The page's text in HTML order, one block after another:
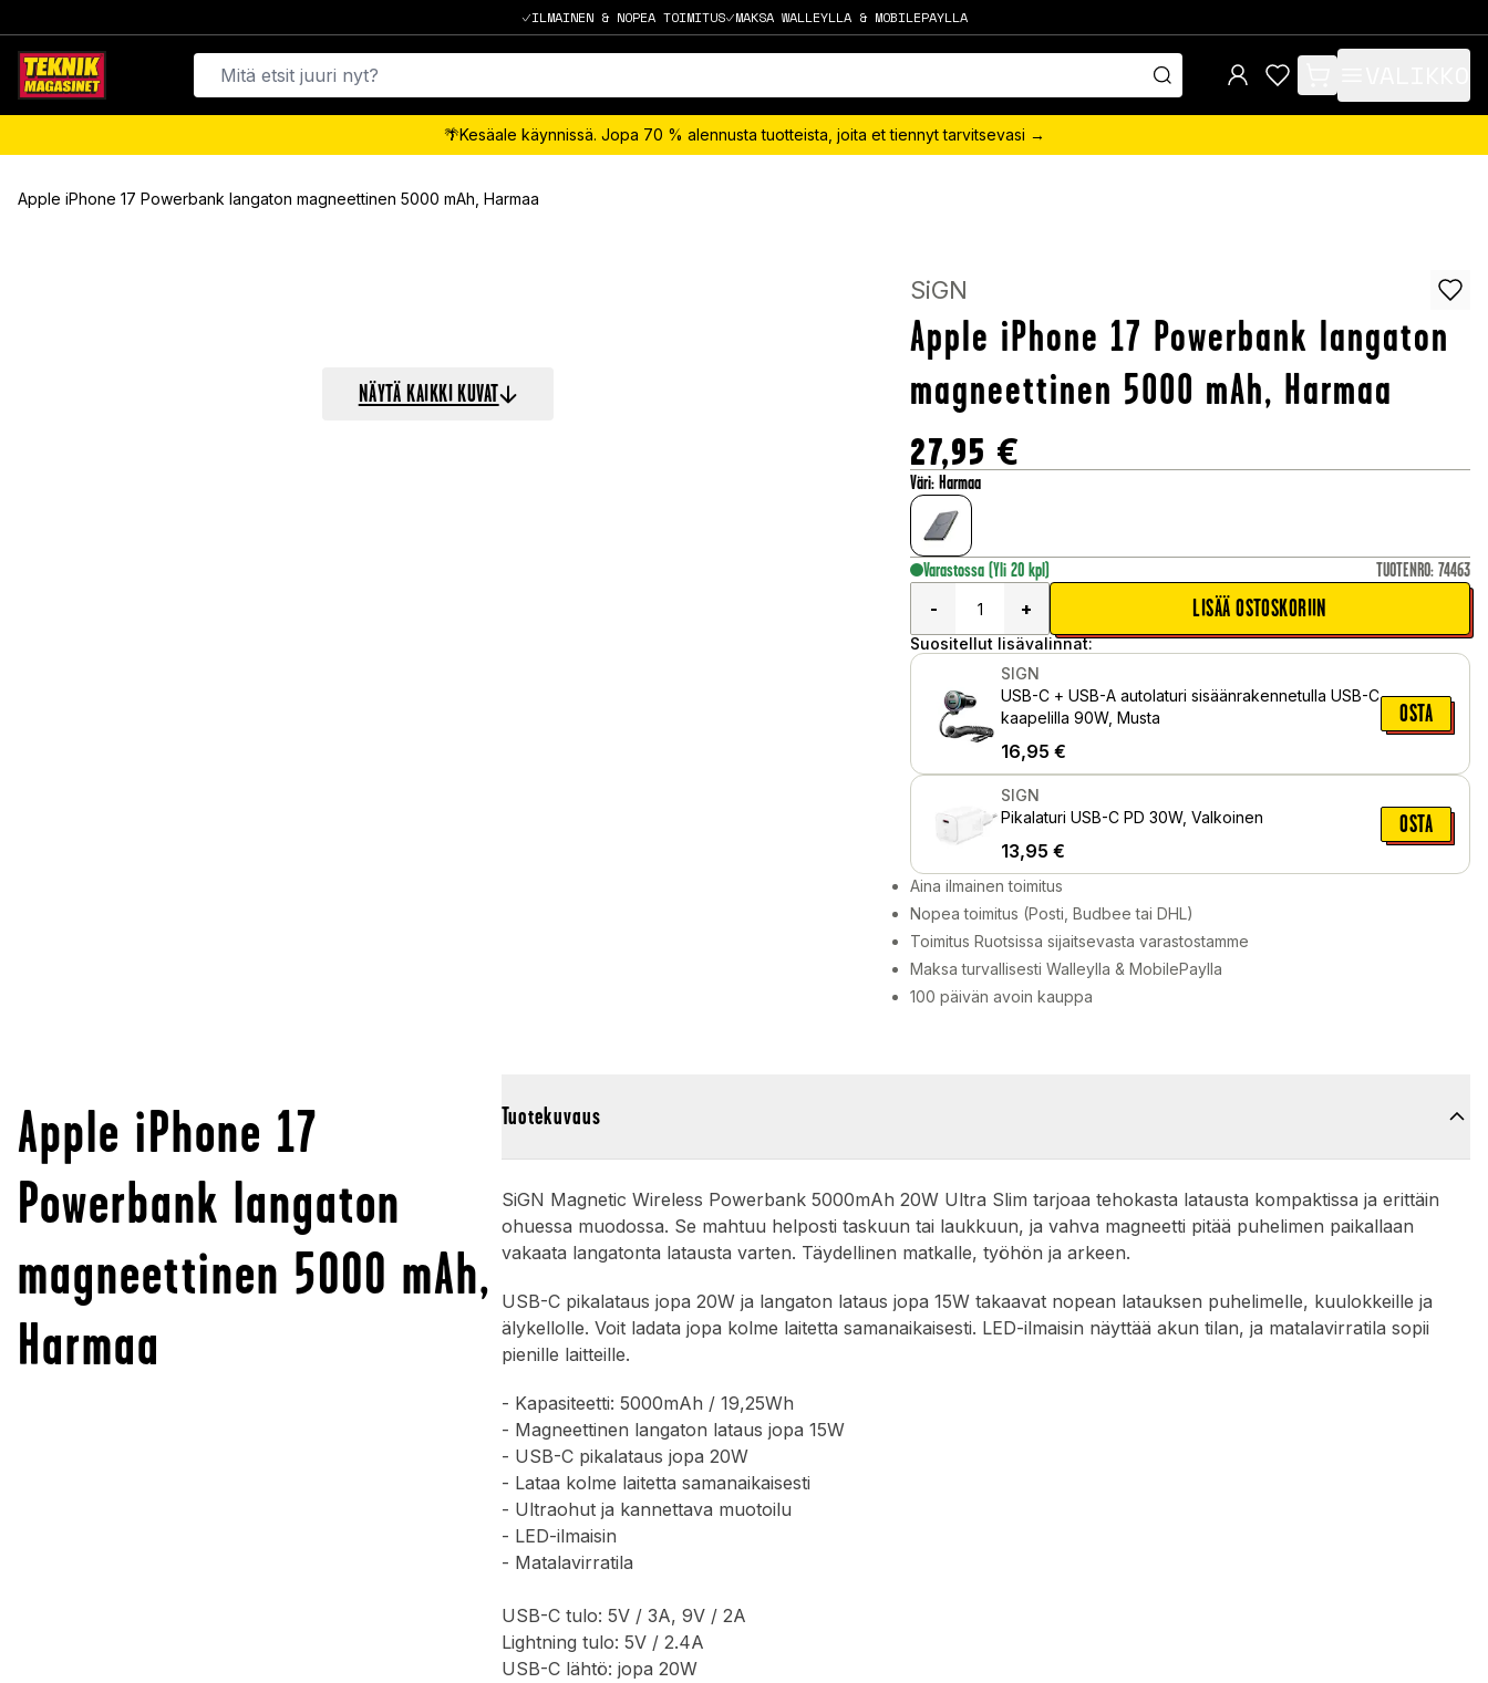
ILMAINEN & NOPEA TOIMITUS MAKSA WALLEYLLA & MOBILEPAYLLA
items in cart, view bag
🌴Kesäale käynnissä. Jopa 70 % alennusta tuotteista, joita et tiennyt tarvitsevasi →
Apple iPhone 17 Powerbank langaton magneettinen 5000 mAh, Harmaa
NÄYTÄ KAIKKI KUVAT
SiGN
Apple iPhone 17 Powerbank langaton
magneettinen 5000 mAh, Harmaa
27,95 €
Väri:Harmaa
Varastossa (Yli 20 kpl) TUOTENRO: 74463
-
+ LISÄÄ OSTOSKORIIN
Suositellut lisävalinnat:
SIGN
USB-C + USB-A autolaturi sisäänrakennetulla USB-C
kaapelilla 90W, Musta
16,95 €
OSTA
SIGN
Pikalaturi USB-C PD 30W, Valkoinen
13,95 €
OSTA
Aina ilmainen toimitus
Nopea toimitus (Posti, Budbee tai DHL)
Toimitus Ruotsissa sijaitsevasta varastostamme
Maksa turvallisesti Walleylla & MobilePaylla
100 päivän avoin kauppa
Apple iPhone 17
Powerbank langaton
magneettinen 5000 mAh,
Harmaa
Tuotekuvaus
SiGN Magnetic Wireless Powerbank 5000mAh 20W Ultra Slim tarjoaa tehokasta latausta kompaktissa ja erittäin
ohuessa muodossa. Se mahtuu helposti taskuun tai laukkuun, ja vahva magneetti pitää puhelimen paikallaan
vakaata langatonta latausta varten. Täydellinen matkalle, työhön ja arkeen.
USB-C pikalataus jopa 20W ja langaton lataus jopa 15W takaavat nopean latauksen puhelimelle, kuulokkeille ja
älykellolle. Voit ladata jopa kolme laitetta samanaikaisesti. LED-ilmaisin näyttää akun tilan, ja matalavirratila sopii
pienille laitteille.
- Kapasiteetti: 5000mAh / 19,25Wh
- Magneettinen langaton lataus jopa 15W
- USB-C pikalataus jopa 20W
- Lataa kolme laitetta samanaikaisesti
- Ultraohut ja kannettava muotoilu
- LED-ilmaisin
- Matalavirratila
USB-C tulo: 5V / 3A, 9V / 2A
Lightning tulo: 5V / 2.4A
USB-C lähtö: jopa 20W